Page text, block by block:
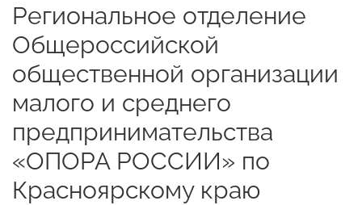
Региональное отделение
Общероссийской
общественной организации
малого и среднего
предпринимательства
«ОПОРА РОССИИ» по
Красноярскому краю